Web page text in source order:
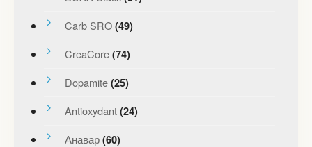
Carb SRO (49)
CreaCore (74)
Dopamite (25)
Antioxydant (24)
Анавар (60)